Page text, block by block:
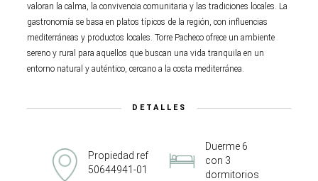
valoran la calma, la convivencia comunitaria y las tradiciones locales. La
gastronomía se basa en platos típicos de la región, con influencias
mediterráneas y productos locales. Torre Pacheco ofrece un ambiente
sereno y rural para aquellos que buscan una vida tranquila en un
entorno natural y auténtico, cercano a la costa mediterránea.
DETALLES
Propiedad ref
50644941-01
Duerme 6
con 3
dormitorios